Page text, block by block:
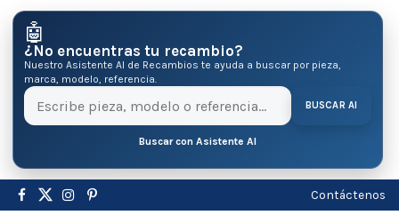
🤖
¿No encuentras tu recambio?
Nuestro Asistente AI de Recambios te ayuda a buscar por pieza,
marca, modelo, referencia.
BUSCAR AI
Buscar con Asistente AI
Contáctenos